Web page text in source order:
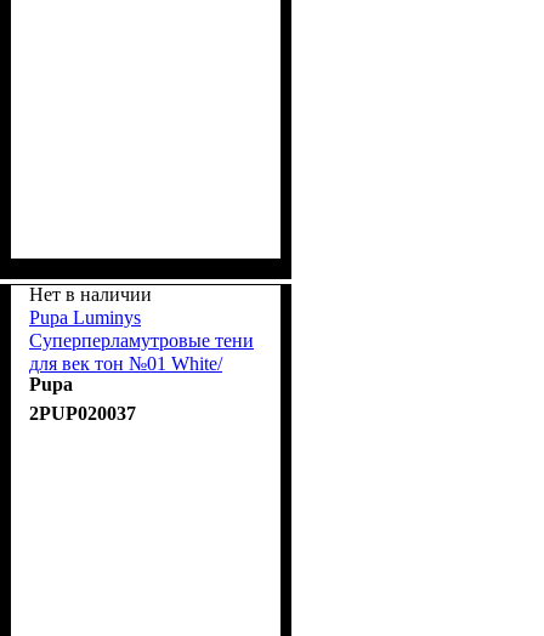
Нет в наличии
Pupa Luminys
Суперперламутровые тени
для век тон №01 White/
Белый
Pupa
2PUP020037